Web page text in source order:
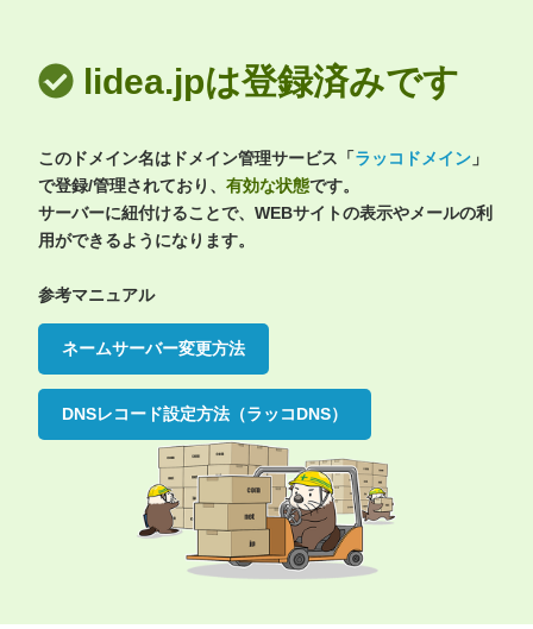
lidea.jpは登録済みです
このドメイン名はドメイン管理サービス「ラッコドメイン 」
で登録/管理されており、 有効な状態です。
サーバーに紐付けることで、WEBサイトの表示やメールの利
用ができるようになります。
参考マニュアル
ネームサーバー変更方法
DNSレコード設定方法（ラッコDNS）